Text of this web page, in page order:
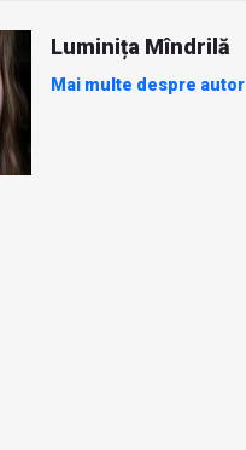
Luminița Mîndrilă
Mai multe despre autor